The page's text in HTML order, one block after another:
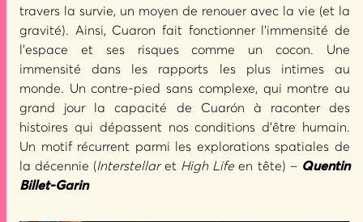
travers la survie, un moyen de renouer avec la vie (et la
gravité). Ainsi, Cuaron fait fonctionner l’immensité de
l’espace et ses risques comme un cocon. Une
immensité dans les rapports les plus intimes au
monde. Un contre-pied sans complexe, qui montre au
grand jour la capacité de Cuarón à raconter des
histoires qui dépassent nos conditions d’être humain.
Un motif récurrent parmi les explorations spatiales de
la décennie (Interstellar et High Lifeen tête) – Quentin
Billet-Garin